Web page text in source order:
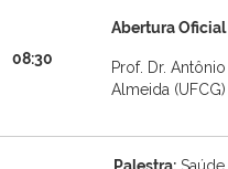
08:30
Abertura Oficial
Prof. Dr. Antônio
Almeida (UFCG)
Palestra:Saúde